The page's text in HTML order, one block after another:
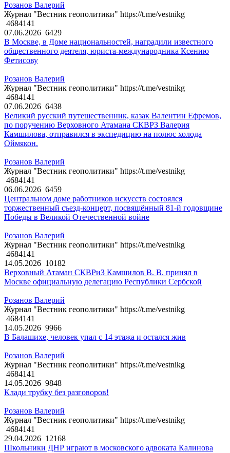
Розанов Валерий
Журнал "Вестник геополитики" https://t.me/vestnikg
4684141
07.06.2026 6429
В Москве, в Доме национальностей, наградили известного
общественного деятеля, юриста-международника Ксению
Фетисову
Розанов Валерий
Журнал "Вестник геополитики" https://t.me/vestnikg
4684141
07.06.2026 6438
Великий русский путешественник, казак Валентин Ефремов,
по поручению Верховного Атамана СКВРЗ Валерия
Камшилова, отправился в экспедицию на полюс холода
Оймякон.
Розанов Валерий
Журнал "Вестник геополитики" https://t.me/vestnikg
4684141
06.06.2026 6459
Центральном доме работников искусств состоялся
торжественный съезд-концерт, посвящённый 81-й годовщине
Победы в Великой Отечественной войне
Розанов Валерий
Журнал "Вестник геополитики" https://t.me/vestnikg
4684141
14.05.2026 10182
Верховный Атаман СКВРиЗ Камшилов В. В. принял в
Москве официальную делегацию Республики Сербской
Розанов Валерий
Журнал "Вестник геополитики" https://t.me/vestnikg
4684141
14.05.2026 9966
В Балашихе, человек упал с 14 этажа и остался жив
Розанов Валерий
Журнал "Вестник геополитики" https://t.me/vestnikg
4684141
14.05.2026 9848
Клади трубку без разговоров!
Розанов Валерий
Журнал "Вестник геополитики" https://t.me/vestnikg
4684141
29.04.2026 12168
Школьники ДНР играют в московского адвоката Калинова